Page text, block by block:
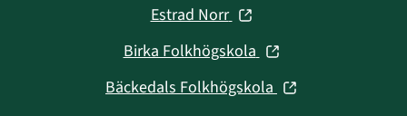
Estrad Norr (öppnas
nytt
fönster)
Birka Folkhögskola (öppnas
nytt
Bäckedals Folkhögskola (öppnas